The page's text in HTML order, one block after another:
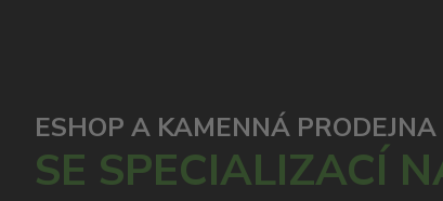
ESHOP A KAMENNÁ PRODEJNA
SE SPECIALIZACÍ